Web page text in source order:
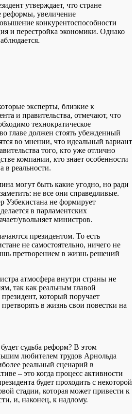
утверждает, что стране
реформы, увеличение
конкурентоспособности
и перестройка экономики. Однако
эксперты, близкие к
и правительства, отмечают, что
технократическое
главе должен стоять убежденный
во мнении, что идеальный вариант
того, кто уже отлично
компании, кто знает особенности
в реальности.
могут быть какие угодно, но ради
не все они справедливые.
Узбекистана не формирует
в парламентских
увольняет министров.
президентом. То есть
не самостоятельно, ничего не
претворением в жизнь решений
атмосфера внутри страны не
так как реальным главой
президент, который поручает
в жизнь свои повестки на
судьба реформ? В этом
любителем трудов Арнольда
реальный сценарий в
– это когда процесс активности
будет проходить с некоторой
стадии, которая может привести к
и, наконец, к надлому.